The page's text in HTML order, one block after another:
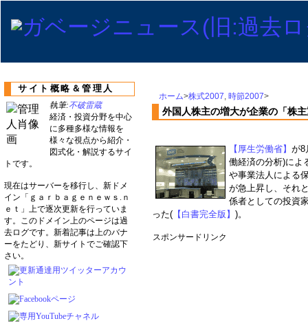
ホーム>株式2007, 時節2007>
外国人株主の増大が企業の「株
【厚生労働省】 が8
働経済の分析)によ
や事業法人による
が急上昇し、それ
係者としての投資
った( 【白書完全版】 )。
スポンサードリンク
サイト概略＆管理人
執筆:不破雷蔵
経済・投資分野を中心
に多種多様な情報を
様々な視点から紹介・
図式化・解説するサイ
トです。
現在はサーバーを移行し、新ドメ
イン「ｇａｒｂａｇｅｎｅｗｓ.ｎ
ｅｔ」上で逐次更新を行っていま
す。このドメイン上のページは過
去ログです。新着記事は上のバナ
ーをたどり、新サイトでご確認下
さい。